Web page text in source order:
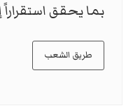
بما يحقق استقراراً
طريق الشعب